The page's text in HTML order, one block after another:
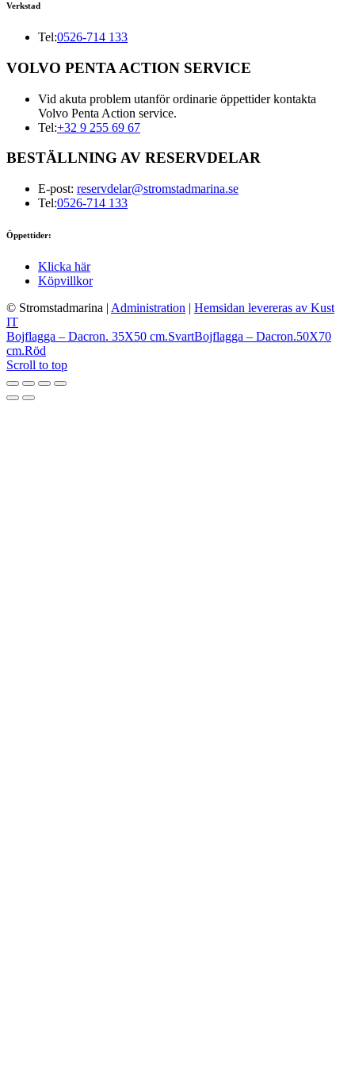
Verkstad
Tel:0526-714 133
VOLVO PENTA ACTION SERVICE
Vid akuta problem utanför ordinarie öppettider kontakta
Volvo Penta Action service.
Tel:+32 9 255 69 67
BESTÄLLNING AV RESERVDELAR
E-post: reservdelar@stromstadmarina.se
Tel:0526-714 133
Öppettider:
Klicka här
Köpvillkor
© Stromstadmarina | Administration | Hemsidan levereras av Kust
IT
Bojflagga – Dacron. 35X50 cm.SvartBojflagga – Dacron.50X70
cm.Röd
Scroll to top